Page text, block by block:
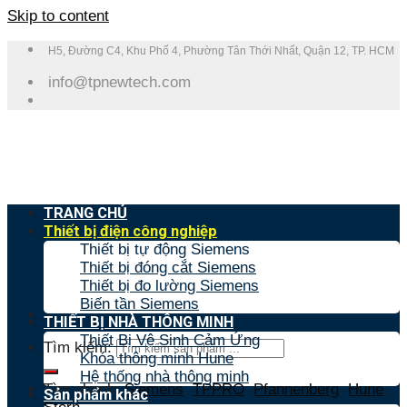
Skip to content
H5, Đường C4, Khu Phố 4, Phường Tân Thới Nhất, Quận 12, TP. HCM
info@tpnewtech.com
Tìm kiếm:
Tìm nhanh:Siemens,TPPRO,Pfannenberg,Hune,
TRANG CHỦ
Thiết bị điện công nghiệp
Thiết bị tự động Siemens
Thiết bị đóng cắt Siemens
Thiết bị đo lường Siemens
Biến tần Siemens
THIẾT BỊ NHÀ THÔNG MINH
Thiết Bị Vệ Sinh Cảm Ứng
Khóa thông minh Hune
Hệ thống nhà thông minh
Sản phẩm khác